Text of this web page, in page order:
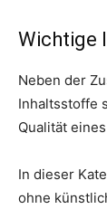
Wichtige
Neben der
Inhaltsstoffe
Qualität
In dieser
ohne